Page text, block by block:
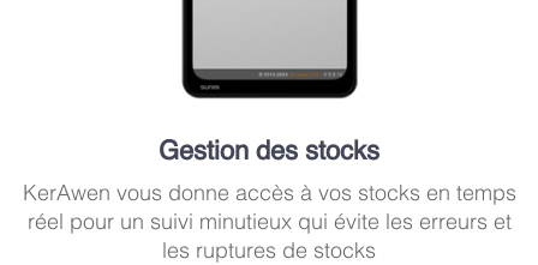
Gestion des stocks
KerAwen vous donne accès à vos stocks en temps
réel pour un suivi minutieux qui évite les erreurs et
les ruptures de stocks